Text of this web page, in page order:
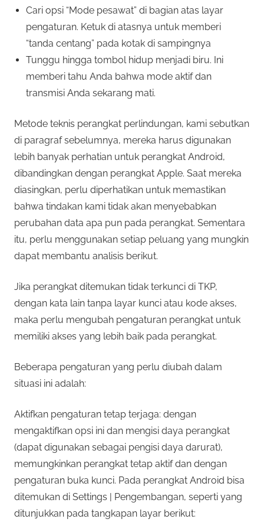
Cari opsi “Mode pesawat” di bagian atas layar
pengaturan. Ketuk di atasnya untuk memberi
“tanda centang” pada kotak di sampingnya
Tunggu hingga tombol hidup menjadi biru. Ini
memberi tahu Anda bahwa mode aktif dan
transmisi Anda sekarang mati.
Metode teknis perangkat perlindungan, kami sebutkan
di paragraf sebelumnya, mereka harus digunakan
lebih banyak perhatian untuk perangkat Android,
dibandingkan dengan perangkat Apple. Saat mereka
diasingkan, perlu diperhatikan untuk memastikan
bahwa tindakan kami tidak akan menyebabkan
perubahan data apa pun pada perangkat. Sementara
itu, perlu menggunakan setiap peluang yang mungkin
dapat membantu analisis berikut.
Jika perangkat ditemukan tidak terkunci di TKP,
dengan kata lain tanpa layar kunci atau kode akses,
maka perlu mengubah pengaturan perangkat untuk
memiliki akses yang lebih baik pada perangkat.
Beberapa pengaturan yang perlu diubah dalam
situasi ini adalah:
Aktifkan pengaturan tetap terjaga: dengan
mengaktifkan opsi ini dan mengisi daya perangkat
(dapat digunakan sebagai pengisi daya darurat),
memungkinkan perangkat tetap aktif dan dengan
pengaturan buka kunci. Pada perangkat Android bisa
ditemukan di Settings | Pengembangan, seperti yang
ditunjukkan pada tangkapan layar berikut: